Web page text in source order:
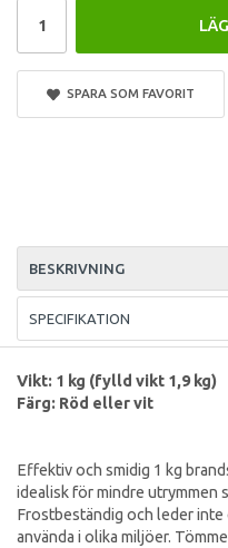
SPARA SOM FAVORIT
BESKRIVNING
SPECIFIKATION
Vikt: 1 kg (fylld vikt 1,9 kg)
Färg: Röd eller vit
Effektiv och smidig 1 kg
idealisk för mindre utrymmen
Frostbeständig och leder
använda i olika miljöer.